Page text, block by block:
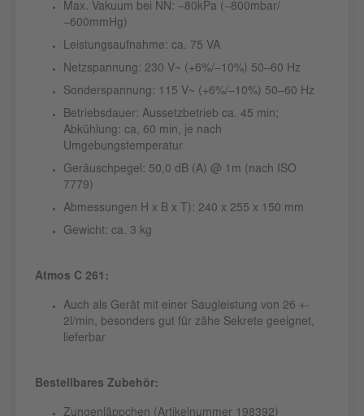
Max. Vakuum bei NN: −80kPa (−800mbar/
−600mmHg)
Leistungsaufnahme: ca. 75 VA
Netzspannung: 230 V~ (+6%/−10%) 50‒60 Hz
Sonderspannung: 115 V~ (+6%/−10%) 50‒60 Hz
Betriebsdauer: Aussetzbetrieb ca. 45 min;
Abkühlung: ca, 60 min, je nach
Umgebungstemperatur
Geräuschpegel: 50,0 dB (A) @ 1m (nach ISO
7779)
Abmessungen H x B x T): 240 x 255 x 150 mm
Gewicht: ca. 3 kg
Atmos C 261:
Auch als Gerät mit einer Saugleistung von 26 +-
2l/min, besonders gut für zähe Sekrete geeignet,
lieferbar
Bestellbares Zubehör: